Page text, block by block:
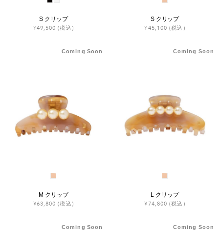
S クリップ
¥49,500 (税込)
S クリップ
¥45,100 (税込)
Coming Soon
M クリップ
¥63,800 (税込)
Coming Soon
L クリップ
¥74,800 (税込)
Coming Soon Coming Soon